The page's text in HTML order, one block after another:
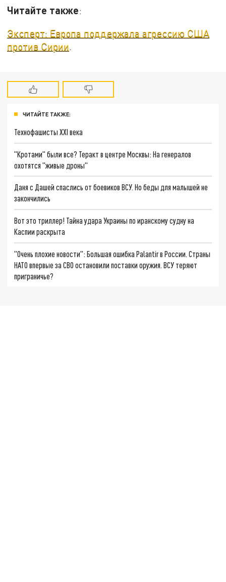
Читайте также:
Эксперт: Европа поддержала агрессию США
против Сирии.
ЧИТАЙТЕ ТАКЖЕ:
Технофашисты XXI века
"Кротами" были все? Теракт в центре Москвы: На генералов
охотятся "живые дроны"
Даня с Дашей спаслись от боевиков ВСУ. Но беды для малышей не
закончились
Вот это триллер! Тайна удара Украины по иранскому судну на
Каспии раскрыта
"Очень плохие новости": Большая ошибка Palantir в России. Страны
НАТО впервые за СВО остановили поставки оружия. ВСУ теряют
приграничье?